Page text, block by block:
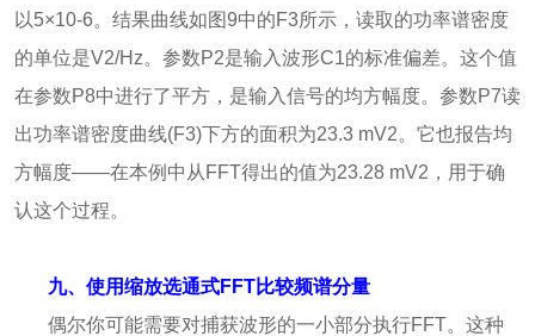
以5×10-6。结果曲线如图9中的F3所示，读取的功率谱密度
的单位是V2/Hz。参数P2是输入波形C1的标准偏差。这个值
在参数P8中进行了平方，是输入信号的均方幅度。参数P7读
出功率谱密度曲线(F3)下方的面积为23.3 mV2。它也报告均
方幅度——在本例中从FFT得出的值为23.28 mV2，用于确
认这个过程。
九、使用缩放选通式FFT比较频谱分量
偶尔你可能需要对捕获波形的一小部分执行FFT。这种